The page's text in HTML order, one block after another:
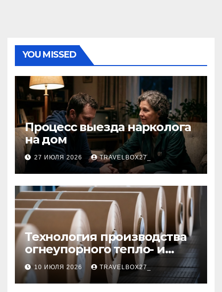
YOU MISSED
Процесс выезда нарколога
на дом
27 ИЮЛЯ 2026 TRAVELBOX27_
Технология производства
огнеупорного тепло- и
звукоизоляционного
картона из
муллитокремнеземистого
10 ИЮЛЯ 2026 TRAVELBOX27_